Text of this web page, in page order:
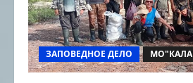
ЗАПОВЕДНОЕ ДЕЛО